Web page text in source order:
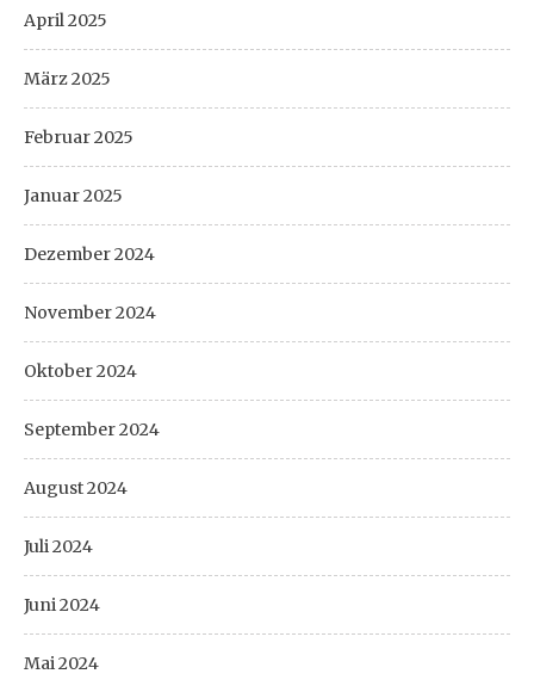
April 2025
März 2025
Februar 2025
Januar 2025
Dezember 2024
November 2024
Oktober 2024
September 2024
August 2024
Juli 2024
Juni 2024
Mai 2024